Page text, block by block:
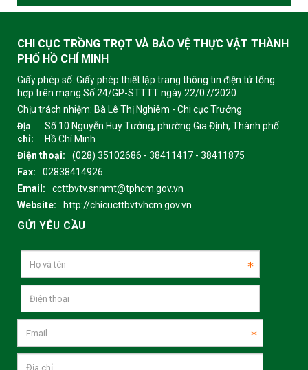
CHI CỤC TRỒNG TRỌT VÀ BẢO VỆ THỰC VẬT THÀNH
PHỐ HỒ CHÍ MINH
Giấy phép số: Giấy phép thiết lập trang thông tin điện tử tổng
hợp trên mạng Số 24/GP-STTTT ngày 22/07/2020
Chịu trách nhiệm: Bà Lê Thị Nghiêm - Chi cục Trưởng
Địa
chỉ:
Số 10 Nguyễn Huy Tưởng, phường Gia Định, Thành phố
Hồ Chí Minh
Điện thoại:
(028) 35102686 - 38411417 - 38411875
Fax:
02838414926
Email:
ccttbvtv.snnmt@tphcm.gov.vn
Website:
http://chicucttbvtvhcm.gov.vn
GỬI YÊU CẦU